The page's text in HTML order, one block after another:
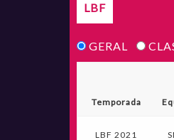
LBF
GERAL
Temporada
LBF 2021